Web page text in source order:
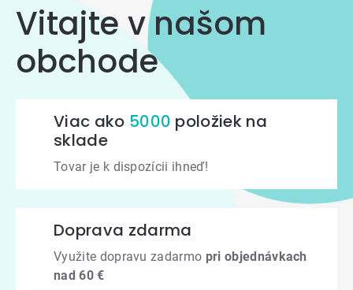
Vitajte v našom
obchode
Viac ako 5000 položiek na
sklade
Tovar je k dispozícii ihneď!
Doprava zdarma
Využite dopravu zadarmo pri objednávkach
nad 60 €